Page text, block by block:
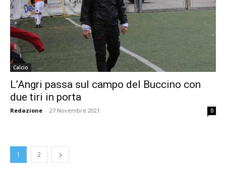
Calcio
L’Angri passa sul campo del Buccino con
due tiri in porta
Redazione - 27 Novembre 2021 0
1 2